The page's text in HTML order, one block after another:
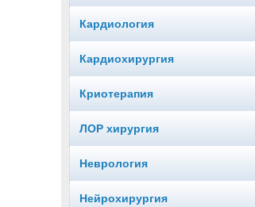
Кардиология
Кардиохирургия
Криотерапия
ЛОР хирургия
Неврология
Нейрохирургия